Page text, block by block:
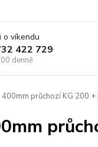
o víkendu
422 729
denně
průchozí KG 200